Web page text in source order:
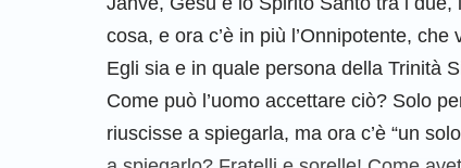
cosa, e ora c’è in più l’Onnipotente,
Egli sia e in quale persona della Trinità
Come può l’uomo accettare ciò? Solo
riuscisse a spiegarla, ma ora c’è “un